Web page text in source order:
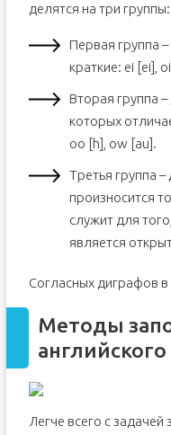
делятся на три группы:
Первая группа
краткие: ei [ei],
Вторая группа
которых
oo [h], ow [au].
Третья группа
произносится
служит для
является
Согласных диграфов
Методы
Легче всего с